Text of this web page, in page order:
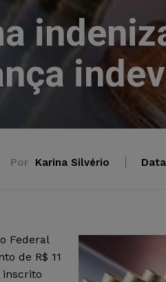
Por Karina Silvério
Federal
de R$ 11